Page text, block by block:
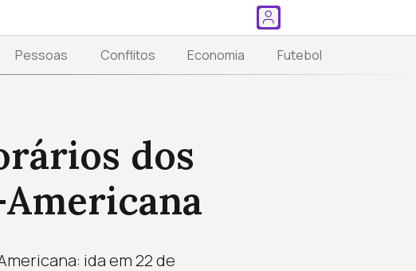
Pessoas Conflitos Economia Futebol
dos
ida em 22 de